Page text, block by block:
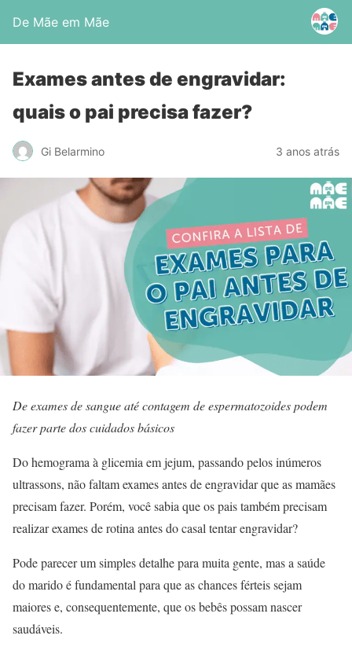
De Mãe em Mãe
Exames antes de engravidar:
quais o pai precisa fazer?
Gi Belarmino 3 anos atrás
De exames de sangue até contagem de espermatozoides podem
fazer parte dos cuidados básicos
Do hemograma à glicemia em jejum, passando pelos inúmeros
ultrassons, não faltam exames antes de engravidar que as mamães
precisam fazer. Porém, você sabia que os pais também precisam
realizar exames de rotina antes do casal tentar engravidar?
Pode parecer um simples detalhe para muita gente, mas a saúde
do marido é fundamental para que as chances férteis sejam
maiores e, consequentemente, que os bebês possam nascer
saudáveis.